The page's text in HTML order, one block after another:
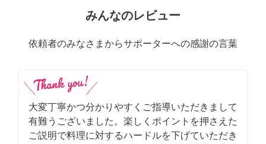
みんなのレビュー
依頼者のみなさまからサポーターへの感謝の言葉
大変丁寧かつ分かりやすくご指導いただきまして
有難うございました。楽しくポイントを押さえた
ご説明で料理に対するハードルを下げていただき